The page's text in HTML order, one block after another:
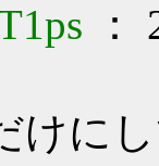
：
けに